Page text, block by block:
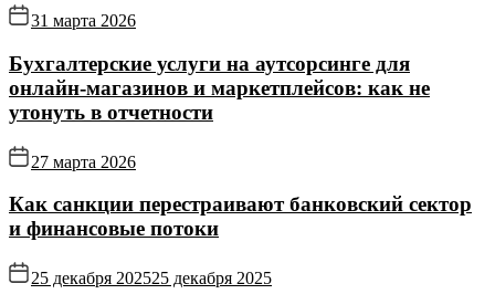
31 марта 2026
Бухгалтерские услуги на аутсорсинге для
онлайн‑магазинов и маркетплейсов: как не
утонуть в отчетности
27 марта 2026
Как санкции перестраивают банковский сектор
и финансовые потоки
25 декабря 202525 декабря 2025